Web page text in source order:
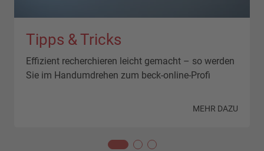
Tipps & Tricks
Effizient recherchieren leicht gemacht – so werden
Sie im Handumdrehen zum beck-online-Profi
MEHR DAZU